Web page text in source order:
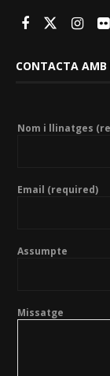
CONTACTA AMB
Nom i llinatges
Email (required)
Assumpte
Missatge